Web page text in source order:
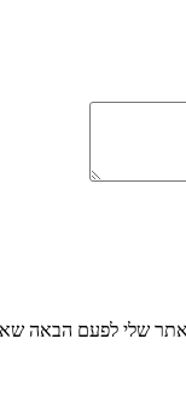
שלי לפעם הבאה